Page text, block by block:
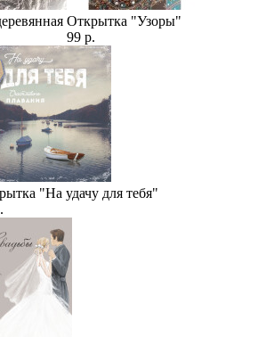
Открытка "Узоры"
99 р.
"На удачу для тебя"